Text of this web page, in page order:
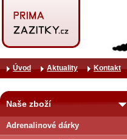
Naše zboží
Adrenalinové dárky
Úvod Aktuality Kontakt